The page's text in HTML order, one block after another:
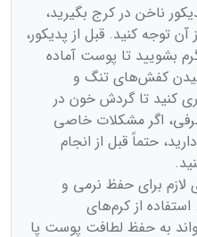
ناخن در کرج بگیرید،
توجه کنید. قبل از پدیکور،
بشویید تا پوست آماده
کفش‌های تنگ و
کنید تا گردش خون در
اگر مشکلات خاصی
حتماً قبل از انجام
لازم برای حفظ نرمی و
از کرم‌های
به حفظ لطافت پوست پا